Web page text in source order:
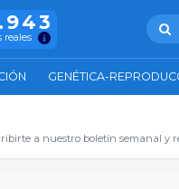
reales
GENÉTICA-
a nuestro boletín semanal y